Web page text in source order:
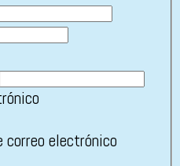
correo electrónico